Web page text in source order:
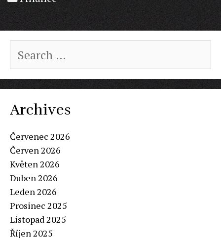
poškozenou
bankovkou
for:
Archives
Červenec 2026
Červen 2026
Květen 2026
Duben 2026
Leden 2026
Prosinec 2025
Listopad 2025
Říjen 2025